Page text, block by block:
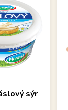
sýr k
sýr